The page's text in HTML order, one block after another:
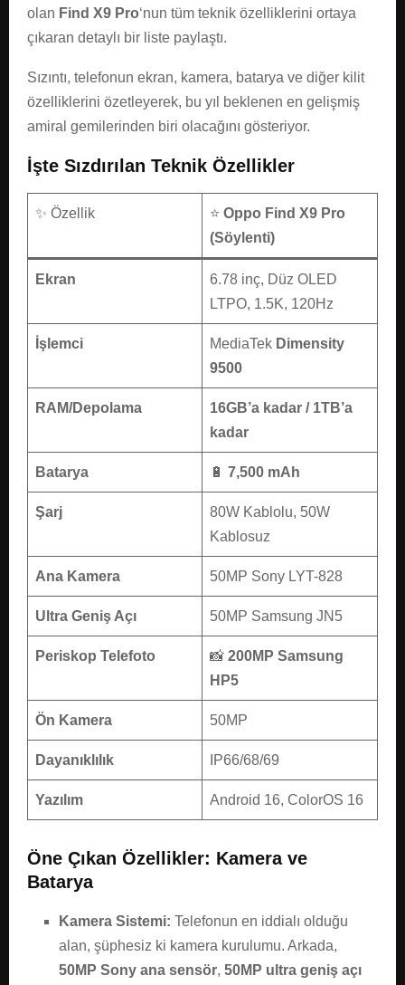
olan Find X9 Pro‘nun tüm teknik özelliklerini ortaya
çıkaran detaylı bir liste paylaştı.
Sızıntı, telefonun ekran, kamera, batarya ve diğer kilit
özelliklerini özetleyerek, bu yıl beklenen en gelişmiş
amiral gemilerinden biri olacağını gösteriyor.
İşte Sızdırılan Teknik Özellikler
✨ Özellik ⭐ Oppo Find X9 Pro
(Söylenti)
Ekran
6.78 inç, Düz OLED
LTPO, 1.5K, 120Hz
İşlemci MediaTek Dimensity
9500
RAM/Depolama
16GB’a kadar / 1TB’a
kadar
Batarya 🔋 7,500 mAh
Şarj
80W Kablolu, 50W
Kablosuz
Ana Kamera 50MP Sony LYT-828
Ultra Geniş Açı 50MP Samsung JN5
Periskop Telefoto 📸 200MP Samsung
HP5
Ön Kamera 50MP
Dayanıklılık IP66/68/69
Yazılım Android 16, ColorOS 16
Öne Çıkan Özellikler: Kamera ve
Batarya
Kamera Sistemi: Telefonun en iddialı olduğu
alan, şüphesiz ki kamera kurulumu. Arkada,
50MP Sony ana sensör, 50MP ultra geniş açı